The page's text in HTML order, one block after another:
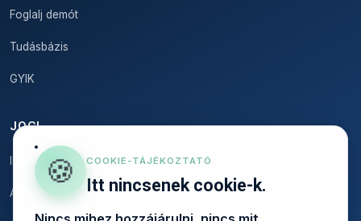
🍪 COOKIE-TÁJÉKOZTATÓ
Itt nincsenek cookie-k.
Foglalj demót
Tudásbázis
GYIK
JOGI
Impresszum
Adatvédelem